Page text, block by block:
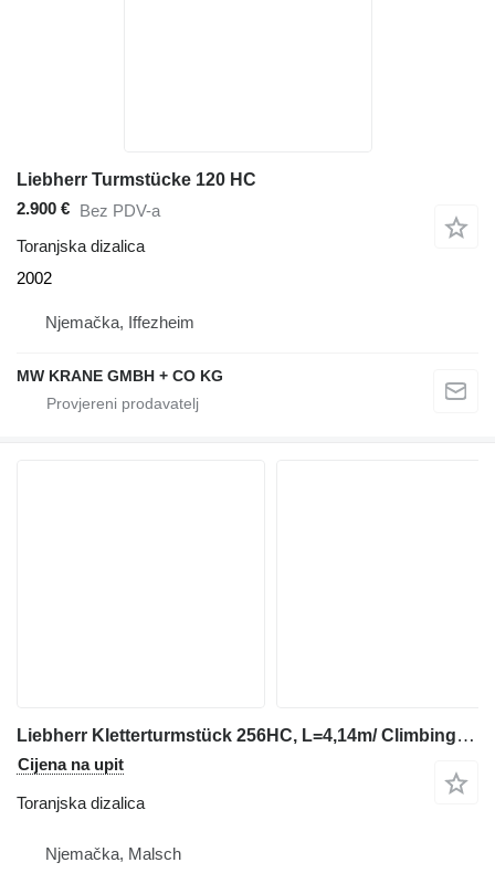
Liebherr Turmstücke 120 HC
2.900 € Bez PDV-a
Toranjska dizalica
2002
Njemačka, Iffezheim
MW KRANE GMBH + CO KG
Liebherr Kletterturmstück 256HC, L=4,14m/ Climbing tower section 256HC
Cijena na upit
Toranjska dizalica
Njemačka, Malsch